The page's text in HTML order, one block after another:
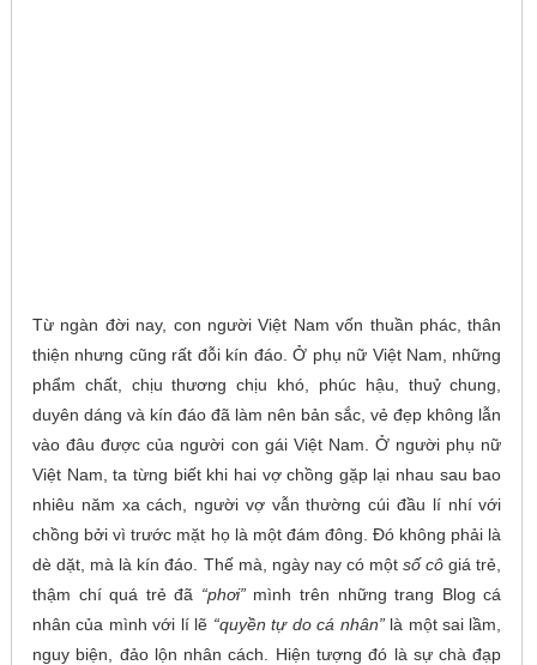
Từ ngàn đời nay, con người Việt Nam vốn thuần phác, thân
thiện nhưng cũng rất đỗi kín đáo. Ở phụ nữ Việt Nam, những
phẩm chất, chịu thương chịu khó, phúc hậu, thuỷ chung,
duyên dáng và kín đáo đã làm nên bản sắc, vẻ đẹp không lẫn
vào đâu được của người con gái Việt Nam. Ở người phụ nữ
Việt Nam, ta từng biết khi hai vợ chồng gặp lại nhau sau bao
nhiêu năm xa cách, người vợ vẫn thường cúi đầu lí nhí với
chồng bởi vì trước mặt họ là một đám đông. Đó không phải là
dè dặt, mà là kín đáo. Thế mà, ngày nay có mộtsố cô giá trẻ,
thậm chí quá trẻ đã “phơi”mình trên những trang Blog cá
nhân của mình với lí lẽ “quyền tự do cá nhân”là một sai lầm,
nguy biện, đảo lộn nhân cách. Hiện tượng đó là sự chà đạp